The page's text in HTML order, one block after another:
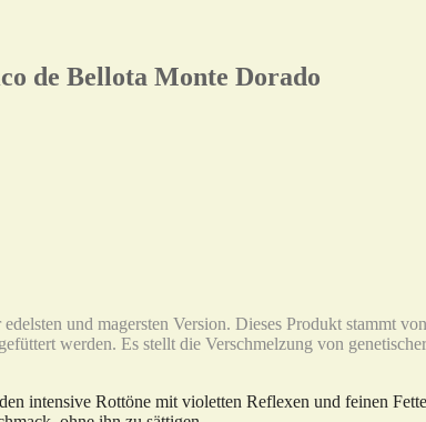
de Bellota Monte Dorado
und magersten Version. Dieses Produkt stammt
werden. Es stellt die Verschmelzung von
intensive Rottöne mit violetten Reflexen und feinen